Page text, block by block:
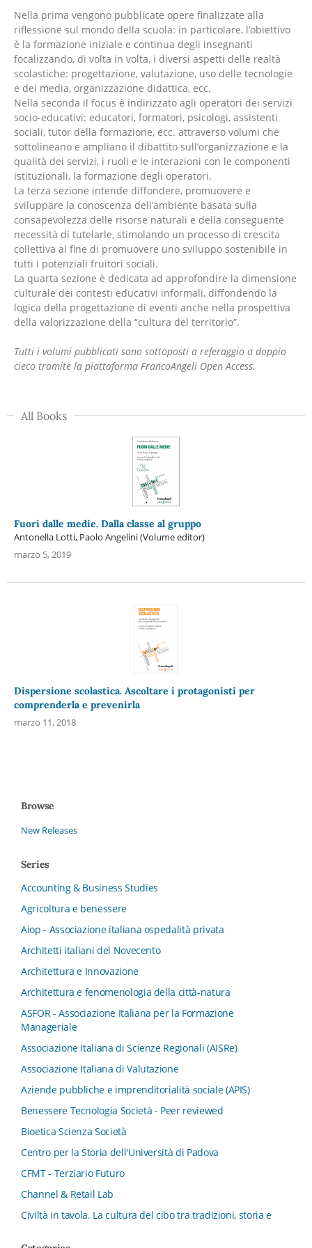
Nella prima vengono pubblicate opere finalizzate alla
riflessione sul mondo della scuola: in particolare, l’obiettivo
è la formazione iniziale e continua degli insegnanti
focalizzando, di volta in volta, i diversi aspetti delle realtà
scolastiche: progettazione, valutazione, uso delle tecnologie
e dei media, organizzazione didattica, ecc.
Nella seconda il focus è indirizzato agli operatori dei servizi
socio-educativi: educatori, formatori, psicologi, assistenti
sociali, tutor della formazione, ecc. attraverso volumi che
sottolineano e ampliano il dibattito sull’organizzazione e la
qualità dei servizi, i ruoli e le interazioni con le componenti
istituzionali, la formazione degli operatori.
La terza sezione intende diffondere, promuovere e
sviluppare la conoscenza dell’ambiente basata sulla
consapevolezza delle risorse naturali e della conseguente
necessità di tutelarle, stimolando un processo di crescita
collettiva al fine di promuovere uno sviluppo sostenibile in
tutti i potenziali fruitori sociali.
La quarta sezione è dedicata ad approfondire la dimensione
culturale dei contesti educativi informali, diffondendo la
logica della progettazione di eventi anche nella prospettiva
della valorizzazione della “cultura del territorio”.
Tutti i volumi pubblicati sono sottoposti a referaggio a doppio
cieco tramite la piattaforma FrancoAngeli Open Access.
All Books
Fuori dalle medie. Dalla classe al gruppo
Antonella Lotti, Paolo Angelini (Volume editor)
marzo 5, 2019
Dispersione scolastica. Ascoltare i protagonisti per
comprenderla e prevenirla
marzo 11, 2018
Browse
New Releases
Series
Accounting & Business Studies
Agricoltura e benessere
Aiop - Associazione italiana ospedalità privata
Architetti italiani del Novecento
Architettura e Innovazione
Architettura e fenomenologia della città-natura
ASFOR - Associazione Italiana per la Formazione
Manageriale
Associazione Italiana di Scienze Regionali (AISRe)
Associazione Italiana di Valutazione
Aziende pubbliche e imprenditorialità sociale (APIS)
Benessere Tecnologia Società - Peer reviewed
Bioetica Scienza Società
Centro per la Storia dell'Università di Padova
CFMT - Terziario Futuro
Channel & Retail Lab
Civiltà in tavola. La cultura del cibo tra tradizioni, storia e